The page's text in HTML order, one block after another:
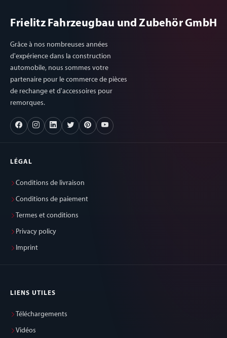
Frielitz Fahrzeugbau und Zubehör GmbH
Grâce à nos nombreuses années
d'expérience dans la construction
automobile, nous sommes votre
partenaire pour le commerce de pièces
de rechange et d'accessoires pour
remorques.
LÉGAL
Conditions de livraison
Conditions de paiement
Termes et conditions
Privacy policy
Imprint
LIENS UTILES
Téléchargements
Vidéos